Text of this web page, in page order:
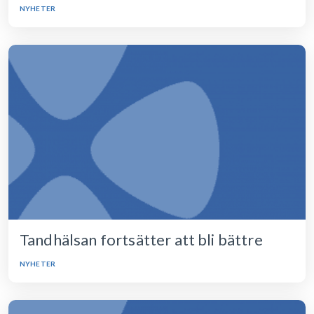
NYHETER
Tandhälsan fortsätter att bli bättre
NYHETER